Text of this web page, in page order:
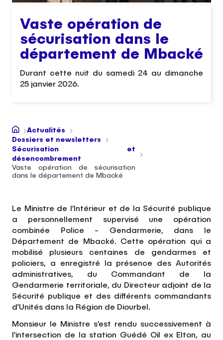
Vaste opération de
sécurisation dans le
département de Mbacké
Durant cette nuit du samedi 24 au dimanche
25 janvier 2026.
Actualités
Dossiers et newsletters
Sécurisation et
désencombrement
Vaste opération de sécurisation
dans le département de Mbacké
Le Ministre de l’Intérieur et de la Sécurité publique
a personnellement supervisé une opération
combinée Police - Gendarmerie, dans le
Département de Mbacké. Cette opération qui a
mobilisé plusieurs centaines de gendarmes et
policiers, a enregistré la présence des Autorités
administratives, du Commandant de la
Gendarmerie territoriale, du Directeur adjoint de la
Sécurité publique et des différents commandants
d’Unités dans la Région de Diourbel.
Monsieur le Ministre s’est rendu successivement à
l’intersection de la station Guédé Oil ex Elton, au